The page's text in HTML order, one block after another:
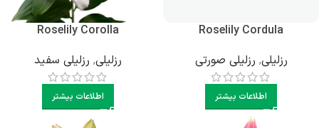
Roselily Cordula
رزلیلی, رزلیلی صورتی
اطلاعات بیشتر
Roselily Corolla
رزلیلی, رزلیلی سفید
اطلاعات بیشتر